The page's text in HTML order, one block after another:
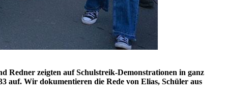
Redner zeigten auf Schulstreik-Demonstrationen in ganz
auf. Wir dokumentieren die Rede von Elias, Schüler aus